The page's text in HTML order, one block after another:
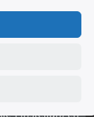
|
Einstellungen